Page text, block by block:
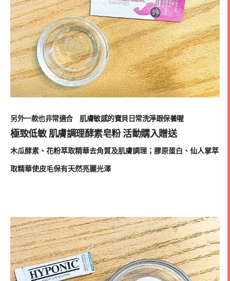
另外一款也非常適合 肌膚敏感的寶貝日常洗淨跟保養喔
極致低敏 肌膚調理酵素皂粉 活動購入贈送
木瓜酵素、花粉萃取精華去角質及肌膚調理；膠原蛋白、仙人掌萃
取精華使皮毛保有天然亮麗光澤